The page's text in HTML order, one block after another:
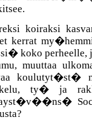
koiraksi
kerrat
koko
muuttaa
koulutyt�st�
ty� ja